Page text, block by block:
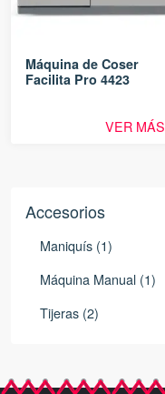
Accesorios
Maniquís (1)
Máquina Manual (1)
Tijeras (2)
Máquina de Coser
Facilita Pro 4423
VER MÁS